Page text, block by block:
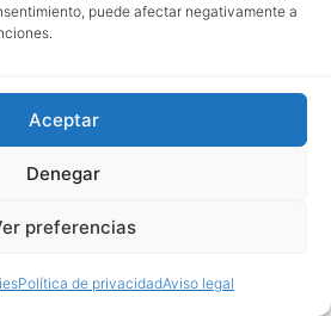
puede afectar negativamente a
Aceptar
Denegar
preferencias
Política de privacidadAviso legal